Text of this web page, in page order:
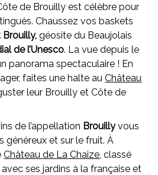
de Brouilly est célèbre pour
Chaussez vos baskets
Brouilly, géosite du Beaujolais
de l’Unesco. La vue depuis le
panorama spectaculaire ! En
faites une halte auChâteau
leur Brouilly et Côte de
de l’appellation Brouillyvous
généreux et sur le fruit. À
Château de La Chaize , classé
ses jardins à la française et